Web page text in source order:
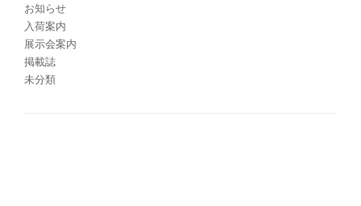
お知らせ
入荷案内
展示会案内
掲載誌
未分類